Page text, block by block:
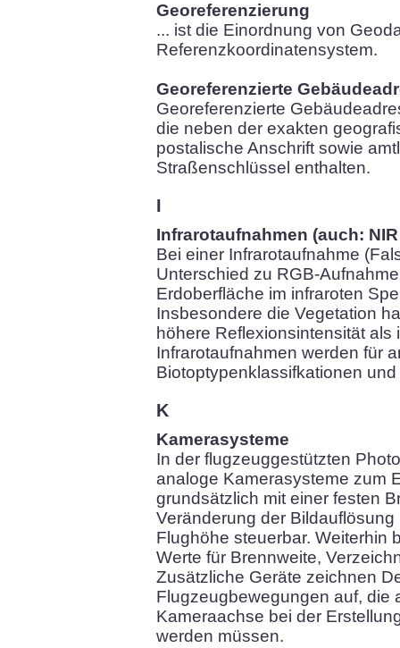
Georeferenzierung
... ist die Einordnung von
Referenzkoordinatensystem.
Georeferenzierte
Georeferenzierte
die neben der exakten
postalische Anschrift sowie
Straßenschlüssel enthalten.
I
Infrarotaufnahmen (auch:
Bei einer Infrarotaufnahme
Unterschied zu RGB-
Erdoberfläche im infraroten
Insbesondere die Vegetation
höhere Reflexionsintensität
Infrarotaufnahmen werden für
Biotoptypenklassifkationen
K
Kamerasysteme
In der flugzeuggestützten
analoge Kamerasysteme zum
grundsätzlich mit einer festen
Veränderung der
Flughöhe steuerbar. Weiterhin
Werte für Brennweite,
Zusätzliche Geräte zeichnen
Flugzeugbewegungen auf, die
Kameraachse bei der
werden müssen.